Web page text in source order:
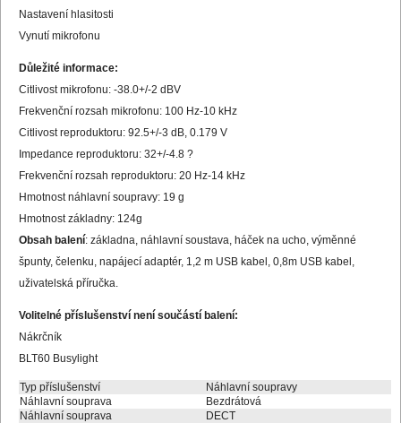
Nastavení hlasitosti
Vynutí mikrofonu
Důležité informace:
Citlivost mikrofonu: -38.0+/-2 dBV
Frekvenční rozsah mikrofonu: 100 Hz-10 kHz
Citlivost reproduktoru: 92.5+/-3 dB, 0.179 V
Impedance reproduktoru: 32+/-4.8 ?
Frekvenční rozsah reproduktoru: 20 Hz-14 kHz
Hmotnost náhlavní soupravy: 19 g
Hmotnost základny: 124g
Obsah balení: základna, náhlavní soustava, háček na ucho, výměnné
špunty, čelenku, napájecí adaptér, 1,2 m USB kabel, 0,8m USB kabel,
uživatelská příručka.
Volitelné příslušenství není součástí balení:
Nákrčník
BLT60 Busylight
Typ příslušenství
Náhlavní soupravy
Náhlavní souprava
Bezdrátová
Náhlavní souprava
DECT